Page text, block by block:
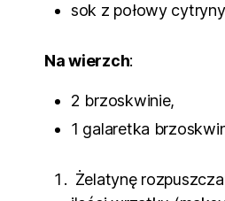
sok z połowy
Na wierzch:
2 brzoskwinie,
1 galaretka
Żelatynę